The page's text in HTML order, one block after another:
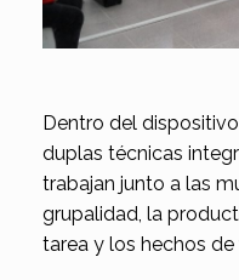
Dentro del
duplas técnicas
trabajan junto a las
grupalidad, la
tarea y los hechos de